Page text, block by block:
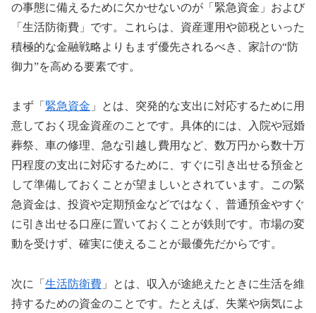
の事態に備えるために欠かせないのが「緊急資金」および
「生活防衛費」です。これらは、資産運用や節税といった
積極的な金融戦略よりもまず優先されるべき、家計の“防
御力”を高める要素です。
まず「 緊急資金 」とは、突発的な支出に対応するために用
意しておく現金資産のことです。具体的には、入院や冠婚
葬祭、車の修理、急な引越し費用など、数万円から数十万
円程度の支出に対応するために、すぐに引き出せる預金と
して準備しておくことが望ましいとされています。この緊
急資金は、投資や定期預金などではなく、普通預金やすぐ
に引き出せる口座に置いておくことが鉄則です。市場の変
動を受けず、確実に使えることが最優先だからです。
次に「 生活防衛費 」とは、収入が途絶えたときに生活を維
持するための資金のことです。たとえば、失業や病気によ